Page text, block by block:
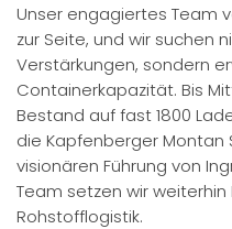
Unser engagiertes Team
zur Seite, und wir suchen
Verstärkungen, sondern
Containerkapazität. Bis
Bestand auf fast 1800
die Kapfenberger
visionären Führung von
Team setzen wir
Rohstofflogistik.